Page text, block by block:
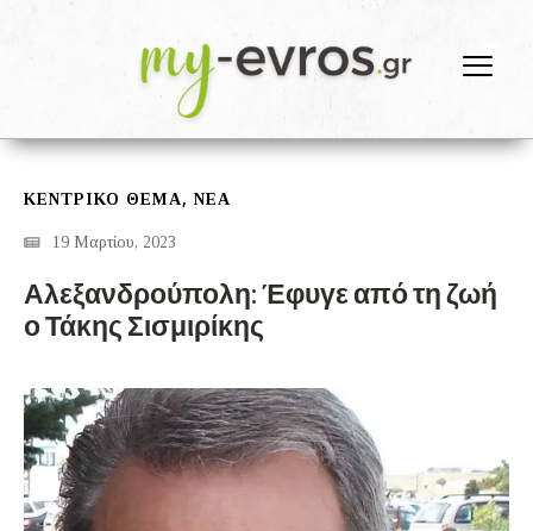
ΚΕΝΤΡΙΚΟ ΘΕΜΑ, ΝΕΑ
19 Μαρτίου, 2023
Αλεξανδρούπολη: Έφυγε από τη ζωή
ο Τάκης Σισμιρίκης